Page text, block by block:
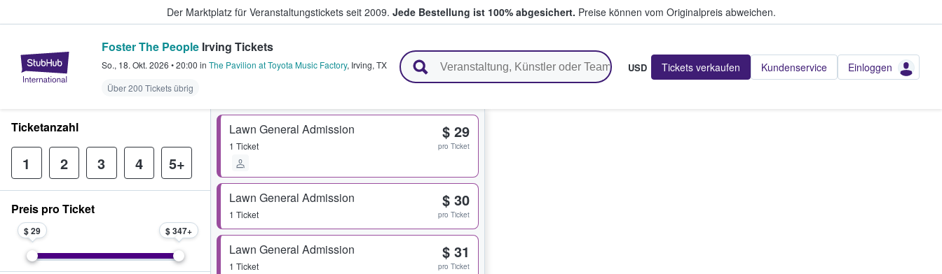
Der Marktplatz für Veranstaltungstickets seit 2009. Jede Bestellung ist 100% abgesichert. Preise können vom Originalpreis abweichen.
StubHub - Wo Fans Tickets kaufen & verkaufen
Foster The People Irving Tickets
So., 18. Okt. 2026 •20:00 in The Pavilion at Toyota Music Factory, Irving, TX
Über 200 Tickets übrig
USD Tickets verkaufen Kundenservice Einloggen
Lawn General Admission
1 Ticket
$ 29
pro Ticket
Lawn General Admission
1 Ticket
$ 30
pro Ticket
Lawn General Admission
1 Ticket
$ 31
pro Ticket
Ticketanzahl
1 2 3 4 5+
Preis pro Ticket
$ 29 $ 347